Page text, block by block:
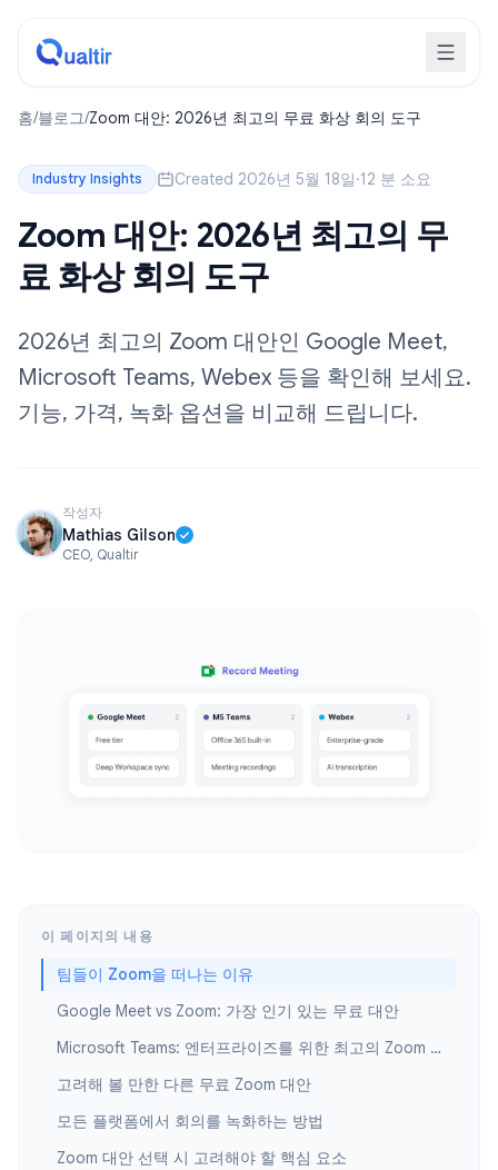
홈/블로그/Zoom 대안: 2026년 최고의 무료 화상 회의 도구
Industry Insights Created 2026년 5월 18일·12 분 소요
Zoom 대안: 2026년 최고의 무
료 화상 회의 도구
2026년 최고의 Zoom 대안인 Google Meet,
Microsoft Teams, Webex 등을 확인해 보세요.
기능, 가격, 녹화 옵션을 비교해 드립니다.
작성자
Mathias Gilson
CEO, Qualtir
이 페이지의 내용
팀들이 Zoom을 떠나는 이유
Google Meet vs Zoom: 가장 인기 있는 무료 대안
Microsoft Teams: 엔터프라이즈를 위한 최고의 Zoom 대안
고려해 볼 만한 다른 무료 Zoom 대안
모든 플랫폼에서 회의를 녹화하는 방법
Zoom 대안 선택 시 고려해야 할 핵심 요소